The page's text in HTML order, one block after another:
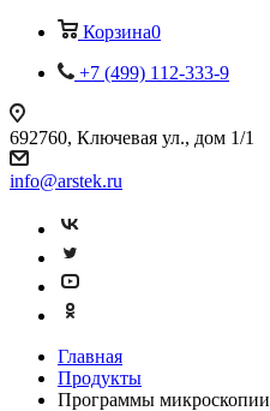
Корзина0
+7 (499) 112-333-9
692760, Ключевая ул., дом 1/1
info@arstek.ru
Главная
Продукты
Программы микроскопии